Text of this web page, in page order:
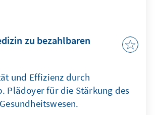
zu bezahlbaren
und Effizienz durch
Plädoyer für die Stärkung des